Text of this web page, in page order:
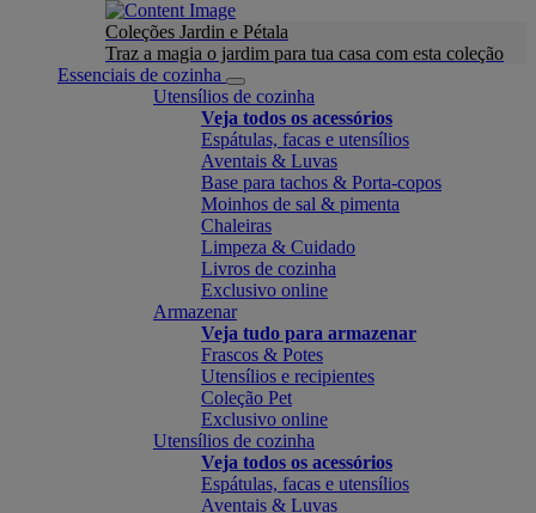
Coleções Jardin e Pétala
Traz a magia o jardim para tua casa com esta coleção
Essenciais de cozinha
Utensílios de cozinha
Veja todos os acessórios
Espátulas, facas e utensílios
Aventais & Luvas
Base para tachos & Porta-copos
Moinhos de sal & pimenta
Chaleiras
Limpeza & Cuidado
Livros de cozinha
Exclusivo online
Armazenar
Veja tudo para armazenar
Frascos & Potes
Utensílios e recipientes
Coleção Pet
Exclusivo online
Utensílios de cozinha
Veja todos os acessórios
Espátulas, facas e utensílios
Aventais & Luvas